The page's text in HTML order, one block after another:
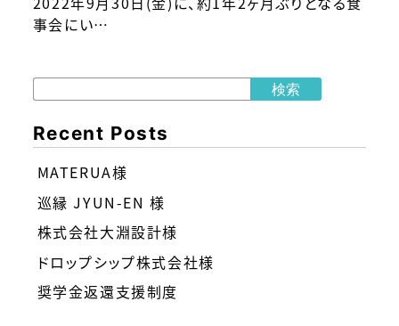
事会にい…
検索
Recent Posts
MATERUA様
巡縁 JYUN-EN 様
株式会社大淵設計様
ドロップシップ株式会社様
奨学金返還支援制度